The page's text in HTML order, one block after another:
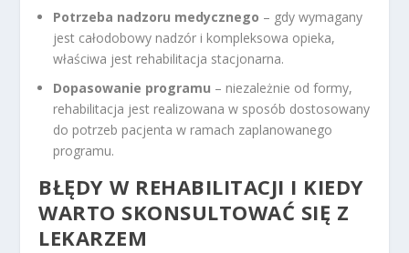
Potrzeba nadzoru medycznego – gdy wymagany
jest całodobowy nadzór i kompleksowa opieka,
właściwa jest rehabilitacja stacjonarna.
Dopasowanie programu – niezależnie od formy,
rehabilitacja jest realizowana w sposób dostosowany
do potrzeb pacjenta w ramach zaplanowanego
programu.
BŁĘDY W REHABILITACJI I KIEDY
WARTO SKONSULTOWAĆ SIĘ Z
LEKARZEM